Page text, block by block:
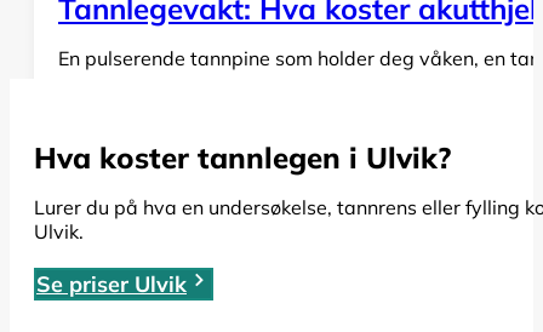
Tannlegevakt: Hva koster
En pulserende tannpine som holder deg våken, en
SIST OPPDATERT 19. OKTOBER 2025
Har du fått beskjed om at du trenger en rotfylling,
Hva koster tannlegen i Ulvik?
Lurer du på hva en undersøkelse, tannrens eller fylling
Ulvik.
Se priser Ulvik